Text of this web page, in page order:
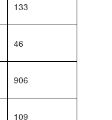
133
46
906
109